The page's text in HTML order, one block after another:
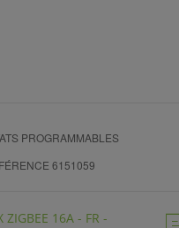
PROGRAMMABLES
6151059
ZIGBEE 16A - FR -